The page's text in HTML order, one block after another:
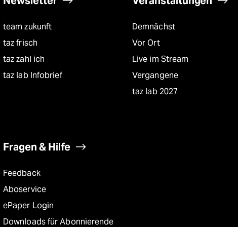
team zukunft
taz frisch
taz zahl ich
taz lab Infobrief
Demnächst
Vor Ort
Live im Stream
Vergangene
taz lab 2027
Fragen & Hilfe
Feedback
Aboservice
ePaper Login
Downloads für Abonnierende